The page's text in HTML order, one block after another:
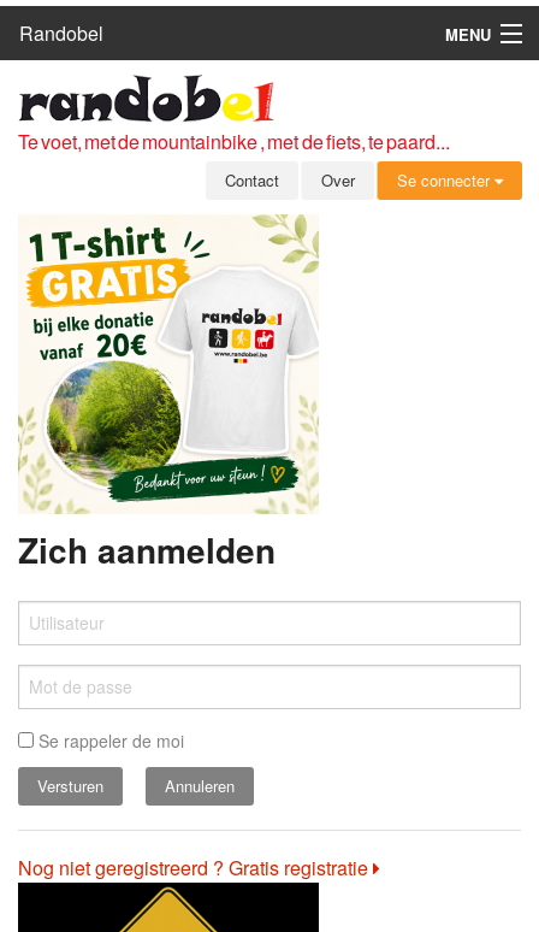
Randobel
MENU
ROUTES
CLUBS
OVER
LEDEN
ZICH AANMELDEN
GRATIS REGISTRATIE
WACHTWOORD VERGETEN
Te voet, met de mountainbike , met de fiets, te paard...
Contact Over Se connecter
Zich aanmelden
Se rappeler de moi
Annuleren
Nog niet geregistreerd ? Gratis registratie